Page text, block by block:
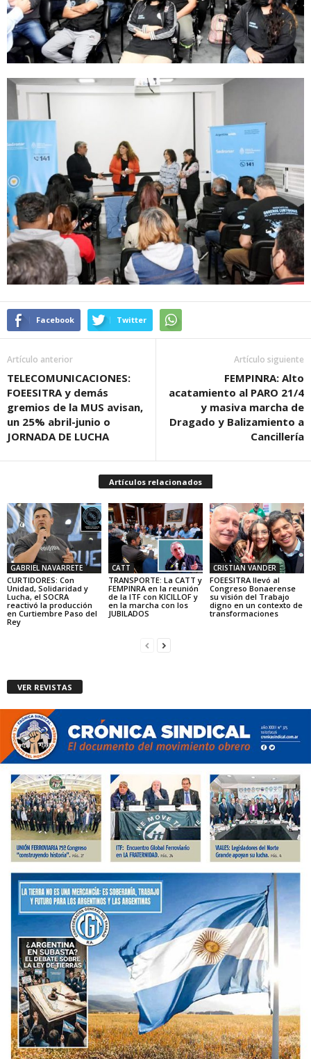
Facebook Twitter
Artículo anterior
TELECOMUNICACIONES:
FOEESITRA y demás
gremios de la MUS avisan,
un 25% abril-junio o
JORNADA DE LUCHA
Artículo siguiente
FEMPINRA: Alto
acatamiento al PARO 21/4
y masiva marcha de
Dragado y Balizamiento a
Cancillería
Artículos relacionados
GABRIEL NAVARRETE
CURTIDORES: Con
Unidad, Solidaridad y
Lucha, el SOCRA
reactivó la producción
en Curtiembre Paso del
Rey
CATT
TRANSPORTE: La CATT y
FEMPINRA en la reunión
de la ITF con KICILLOF y
en la marcha con los
JUBILADOS
CRISTIAN VANDER
FOEESITRA llevó al
Congreso Bonaerense
su visión del Trabajo
digno en un contexto de
transformaciones
VER REVISTAS